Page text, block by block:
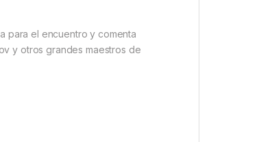
para el encuentro y comenta
y otros grandes maestros de